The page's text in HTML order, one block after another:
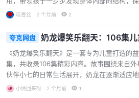
生动有趣的方式解答了孩子们心中关于身体
变得更健康？还有那些日常中常见的小现象
抽筋，这些身体反应又是从何而来？ 内容采
且系统的知识体系让孩子对人体知识的掌握
互动性讲解，深入解析科普知识，帮助孩子
激发学习能力和发散…...
埃睿丝 2 个月前 2
夸克网盘 奶龙爆笑乐翻天：106集
《奶龙爆笑乐翻天》是一套专为儿童打造的
集，共收录106集精彩内容。故事围绕来自
伙伴小七的日常生活展开，奶龙在逐渐适应
各种令人捧腹的“小麻烦”，让小七哭笑不得
小倩回来呀 2 个月前 1